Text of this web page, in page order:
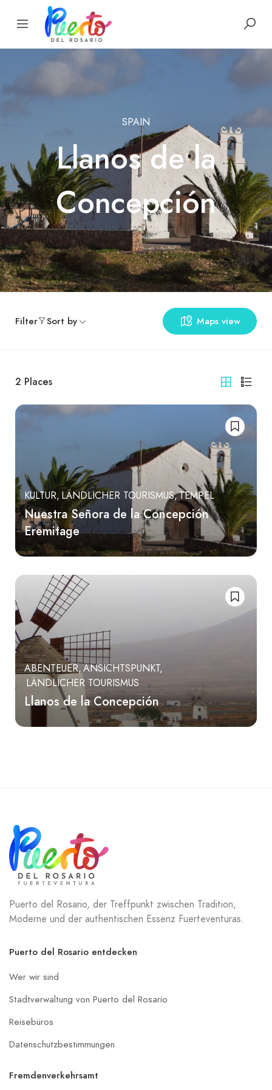
SPAIN
Llanos de la
Concepción
Filter Sort by Maps view
2 Places
KULTUR LÄNDLICHER TOURISMUS TEMPEL
Nuestra Señora de la Concepción
Eremitage
ABENTEUER ANSICHTSPUNKT
LÄNDLICHER TOURISMUS
Llanos de la Concepción
Puerto del Rosario, der Treffpunkt zwischen Tradition,
Moderne und der authentischen Essenz Fuerteventuras.
Puerto del Rosario entdecken
Wer wir sind
Stadtverwaltung von Puerto del Rosario
Reisebüros
Datenschutzbestimmungen
Fremdenverkehrsamt